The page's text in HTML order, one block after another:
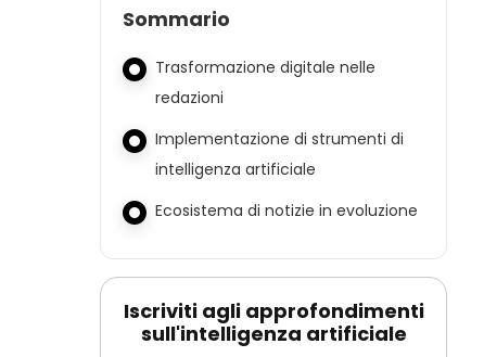
Sommario
Trasformazione digitale nelle
redazioni
Implementazione di strumenti di
intelligenza artificiale
Ecosistema di notizie in evoluzione
Iscriviti agli approfondimenti
sull'intelligenza artificiale